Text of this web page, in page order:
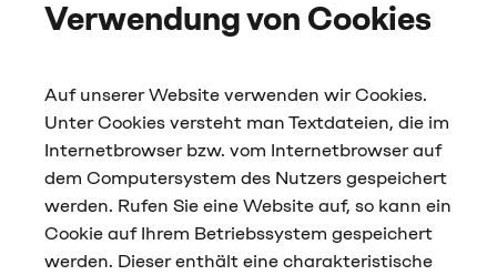
Verwendung von Cookies
Auf unserer Website verwenden wir Cookies.
Unter Cookies versteht man Textdateien, die im
Internetbrowser bzw. vom Internetbrowser auf
dem Computersystem des Nutzers gespeichert
werden. Rufen Sie eine Website auf, so kann ein
Cookie auf Ihrem Betriebssystem gespeichert
werden. Dieser enthält eine charakteristische